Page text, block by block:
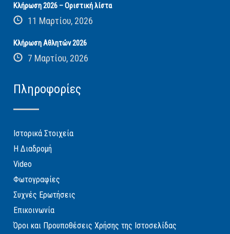
Κλήρωση 2026 – Οριστική λίστα
11 Μαρτίου, 2026
Κλήρωση Αθλητών 2026
7 Μαρτίου, 2026
Πληροφορίες
Ιστορικά Στοιχεία
Η Διαδρομή
Video
Φωτογραφίες
Συχνές Ερωτήσεις
Επικοινωνία
Όροι και Προυποθέσεις Χρήσης της Ιστοσελίδας